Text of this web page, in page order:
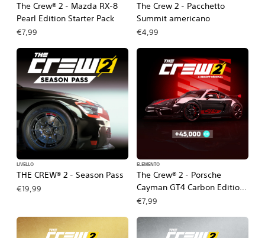
The Crew® 2 - Mazda RX-8
Pearl Edition Starter Pack
€7,99
The Crew 2 - Pacchetto
Summit americano
€4,99
THE CREW® 2 - Season Pass
LIVELLO
€19,99
The Crew® 2 - Porsche
Cayman GT4 Carbon Edition
Starter Pack
ELEMENTO
€7,99